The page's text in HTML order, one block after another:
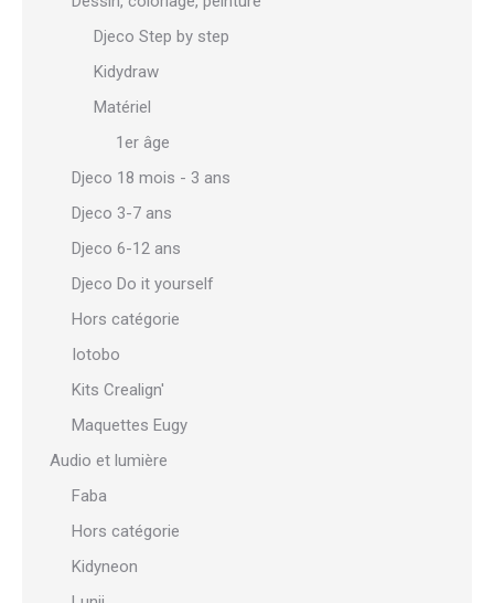
Djeco Step by step
Kidydraw
Matériel
1er âge
Djeco 18 mois - 3 ans
Djeco 3-7 ans
Djeco 6-12 ans
Djeco Do it yourself
Hors catégorie
Iotobo
Kits Crealign'
Maquettes Eugy
Audio et lumière
Faba
Hors catégorie
Kidyneon